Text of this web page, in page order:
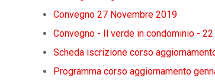
Convegno 27 Novembre 2019
Convegno - Il verde in condominio -
Scheda iscrizione corso
Programma corso aggiornamento